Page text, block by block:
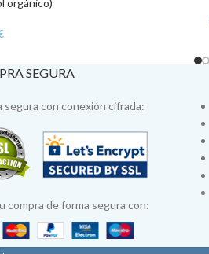
orgánico)
SEGURA
segura con conexión cifrada:
compra de forma segura con: